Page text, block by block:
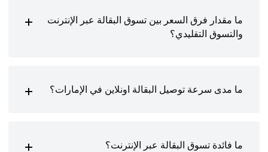
ما مقدار فرق السعر بين تسوق البقالة عبر الإنترنت
والتسوق التقليدي؟
ما مدى سرعة توصيل البقالة اونلاين في الإمارات؟
ما فائدة تسوق البقالة عبر الإنترنت؟